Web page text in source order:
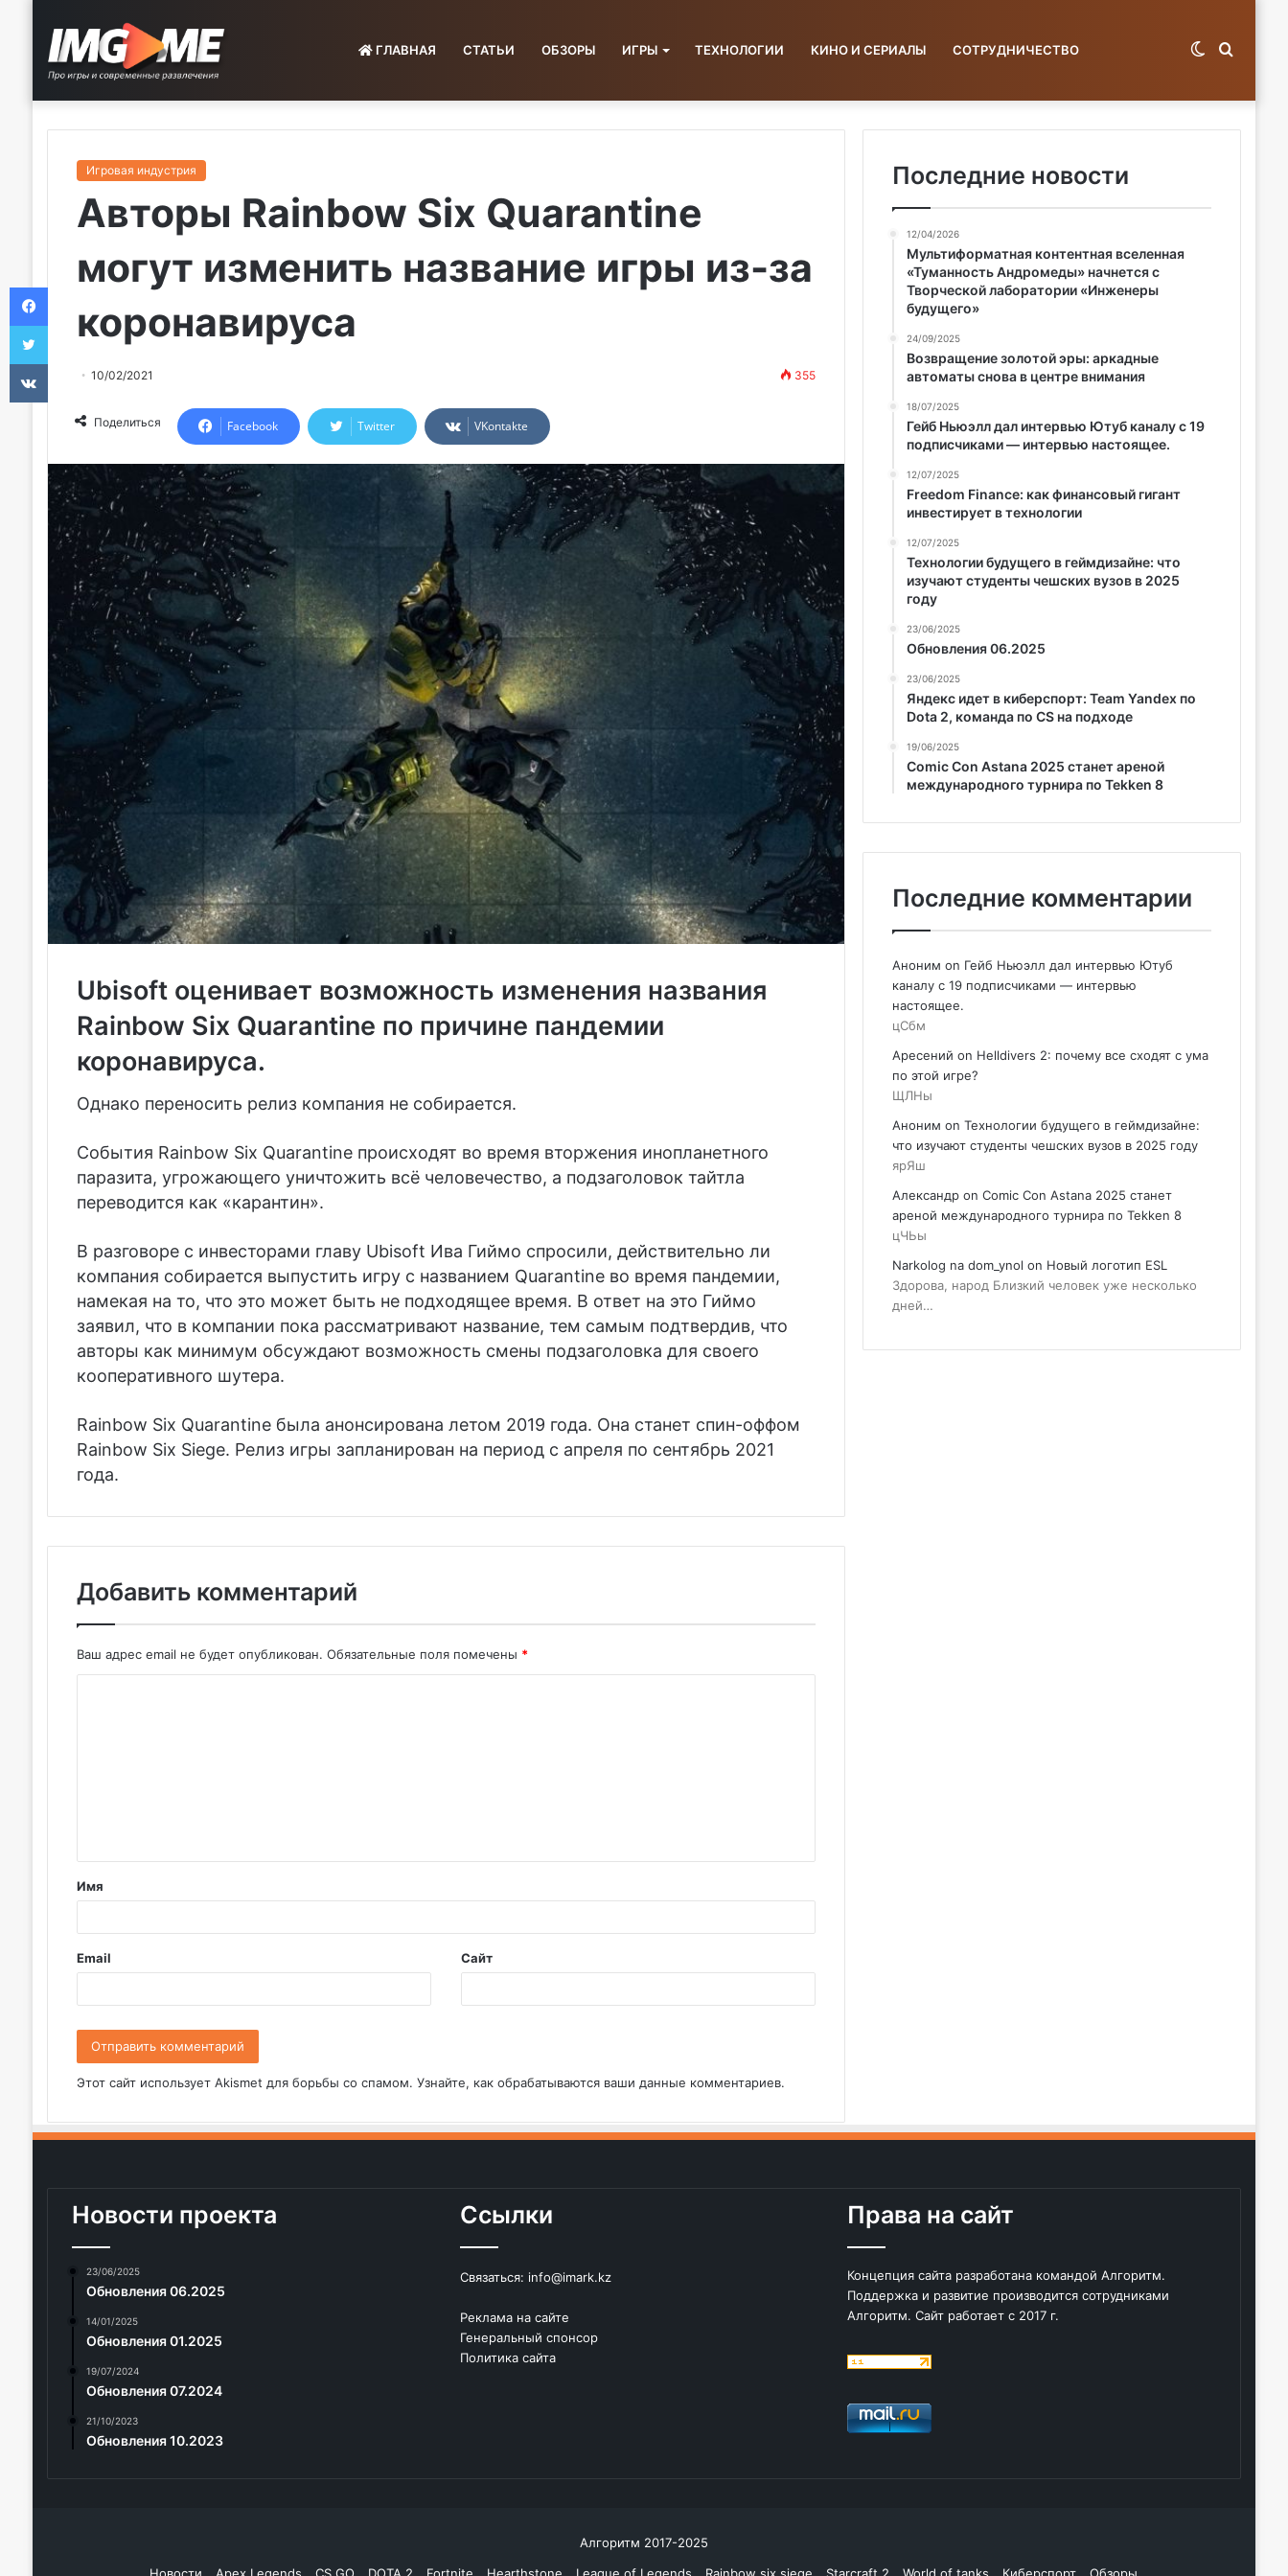
ГЛАВНАЯ СТАТЬИ ОБЗОРЫ ИГРЫ ТЕХНОЛОГИИ КИНО И СЕРИАЛЫ СОТРУДНИЧЕСТВО Switch
Игровая индустрия
Авторы Rainbow Six Quarantine
могут изменить название игры из-за
коронавируса
10/02/2021 355
Поделиться Facebook Twitter VKontakte
Ubisoft оценивает возможность изменения названия
Rainbow Six Quarantine по причине пандемии
коронавируса.
Однако переносить релиз компания не собирается.
События Rainbow Six Quarantine происходят во время вторжения инопланетного
паразита, угрожающего уничтожить всё человечество, а подзаголовок тайтла
переводится как «карантин».
В разговоре с инвесторами главу Ubisoft Ива Гиймо спросили, действительно ли
компания собирается выпустить игру с названием Quarantine во время пандемии,
намекая на то, что это может быть не подходящее время. В ответ на это Гиймо
заявил, что в компании пока рассматривают название, тем самым подтвердив, что
авторы как минимум обсуждают возможность смены подзаголовка для своего
кооперативного шутера.
Rainbow Six Quarantine была анонсирована летом 2019 года. Она станет спин-оффом
Rainbow Six Siege. Релиз игры запланирован на период с апреля по сентябрь 2021
года.
Добавить комментарий
Ваш адрес email не будет опубликован. Обязательные поля помечены *
т
а
й
*
Имя
Email Сайт
Этот сайт использует Akismet для борьбы со спамом. Узнайте, как обрабатываются ваши данные комментариев.
Последние новости
12/04/2026
Мультиформатная контентная вселенная
«Туманность Андромеды» начнется с
Творческой лаборатории «Инженеры
будущего»
24/09/2025
Возвращение золотой эры: аркадные
автоматы снова в центре внимания
18/07/2025
Гейб Ньюэлл дал интервью Ютуб каналу с 19
подписчиками — интервью настоящее.
12/07/2025
Freedom Finance: как финансовый гигант
инвестирует в технологии
12/07/2025
Технологии будущего в геймдизайне: что
изучают студенты чешских вузов в 2025
году
23/06/2025
Обновления 06.2025
23/06/2025
Яндекс идет в киберспорт: Team Yandex по
Dota 2, команда по CS на подходе
19/06/2025
Comic Con Astana 2025 станет ареной
международного турнира по Tekken 8
Последние комментарии
Аноним on Гейб Ньюэлл дал интервью Ютуб
каналу с 19 подписчиками — интервью
настоящее.
цСбм
Аресений on Helldivers 2: почему все сходят с ума
по этой игре?
ЩЛНы
Аноним on Технологии будущего в геймдизайне:
что изучают студенты чешских вузов в 2025 году
ярЯш
Александр on Comic Con Astana 2025 станет
ареной международного турнира по Tekken 8
цЧЬы
Narkolog na dom_ynol on Новый логотип ESL
Здорова, народ Близкий человек уже несколько
дней…
Новости проекта
23/06/2025
Обновления 06.2025
14/01/2025
Обновления 01.2025
19/07/2024
Обновления 07.2024
21/10/2023
Обновления 10.2023
Ссылки
Связаться: info@imark.kz
Реклама на сайте
Генеральный спонсор
Политика сайта
Права на сайт
Концепция сайта разработана командой Алгоритм.
Поддержка и развитие производится сотрудниками
Алгоритм. Сайт работает с 2017 г.
Алгоритм 2017-2025
Twitter